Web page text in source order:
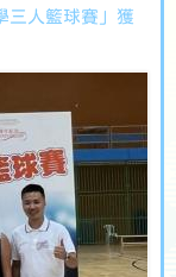
三人籃球賽」獲